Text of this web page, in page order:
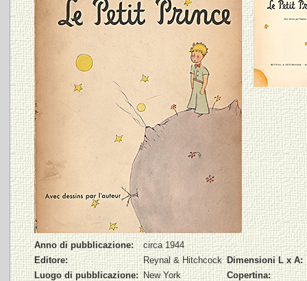
Anno di pubblicazione:
circa 1944
Editore:
Reynal & Hitchcock Dimensioni L x A:
Luogo di pubblicazione: New York
Copertina: